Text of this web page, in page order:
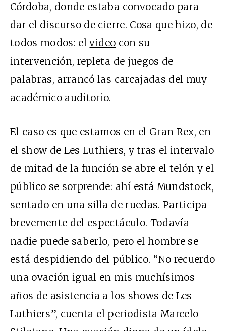
Córdoba, donde estaba convocado para
dar el discurso de cierre. Cosa que hizo, de
todos modos: elvideo con su
intervención, repleta de juegos de
palabras, arrancó las carcajadas del muy
académico auditorio.
El caso es que estamos en el Gran Rex, en
el show de Les Luthiers, y tras el intervalo
de mitad de la función se abre el telón y el
público se sorprende: ahí está Mundstock,
sentado en una silla de ruedas. Participa
brevemente del espectáculo. Todavía
nadie puede saberlo, pero el hombre se
está despidiendo del público. “No recuerdo
una ovación igual en mis muchísimos
años de asistencia a los shows de Les
Luthiers”, cuenta el periodista Marcelo